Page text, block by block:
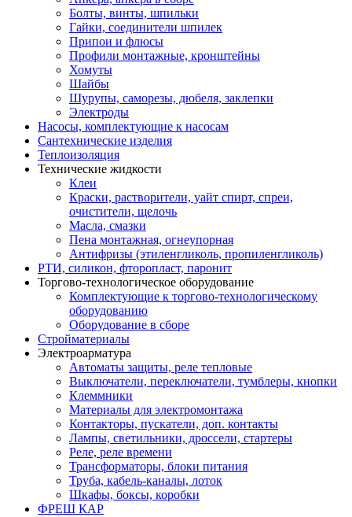
Болты, винты, шпильки
Гайки, соединители шпилек
Припои и флюсы
Профили монтажные, кронштейны
Хомуты
Шайбы
Шурупы, саморезы, дюбеля, заклепки
Электроды
Насосы, комплектующие к насосам
Сантехнические изделия
Теплоизоляция
Технические жидкости
Клеи
Краски, растворители, уайт спирт, спреи,
очистители, щелочь
Масла, смазки
Пена монтажная, огнеупорная
Антифризы (этиленгликоль, пропиленгликоль)
РТИ, силикон, фторопласт, паронит
Торгово-технологическое оборудование
Комплектующие к торгово-технологическому
оборудованию
Оборудование в сборе
Стройматериалы
Электроарматура
Автоматы защиты, реле тепловые
Выключатели, переключатели, тумблеры, кнопки
Клеммники
Материалы для электромонтажа
Контакторы, пускатели, доп. контакты
Лампы, светильники, дроссели, стартеры
Реле, реле времени
Трансформаторы, блоки питания
Труба, кабель-каналы, лоток
Шкафы, боксы, коробки
ФРЕШ КАР